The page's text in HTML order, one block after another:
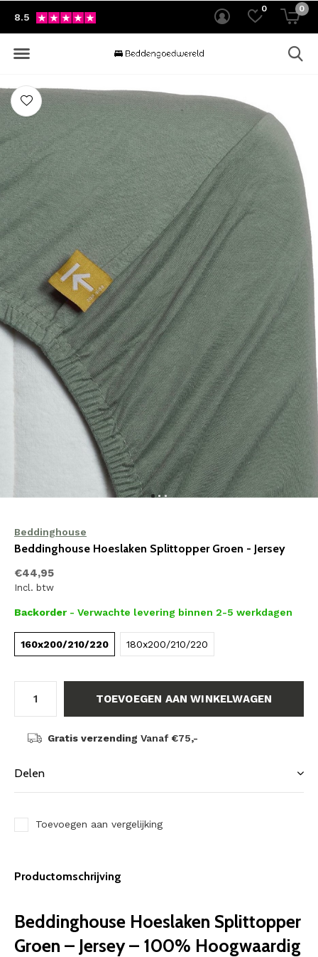
0 0
8.5
Beddinghouse
Beddinghouse Hoeslaken Splittopper Groen - Jersey
€44,95
Incl. btw
Backorder - Verwachte levering binnen 2-5 werkdagen
160x200/210/220 180x200/210/220
TOEVOEGEN AAN WINKELWAGEN
Gratis verzending Vanaf €75,-
Delen
Toevoegen aan vergelijking
Productomschrijving
Beddinghouse Hoeslaken Splittopper
Groen – Jersey – 100% Hoogwaardig